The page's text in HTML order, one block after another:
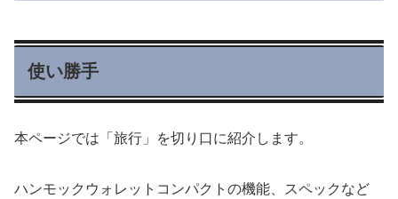
使い勝手
本ページでは「旅行」を切り口に紹介します。
ハンモックウォレットコンパクトの機能、スペックなど